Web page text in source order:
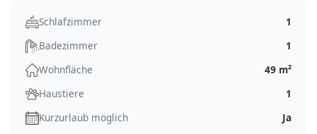
Schlafzimmer
1
Badezimmer
1
Wohnfläche
49 m²
Haustiere
1
Kurzurlaub möglich
Ja